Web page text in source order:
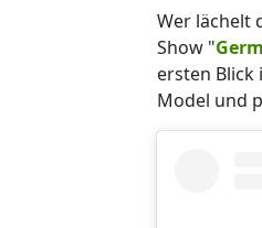
Wer lächelt
Show "
ersten Blick
Model und